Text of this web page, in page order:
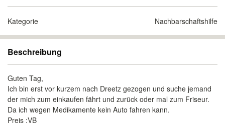
Kategorie Nachbarschaftshilfe
Beschreibung
Guten Tag,
Ich bin erst vor kurzem nach Dreetz gezogen und suche jemand
der mich zum einkaufen fährt und zurück oder mal zum Friseur.
Da ich wegen Medikamente kein Auto fahren kann.
Preis :VB